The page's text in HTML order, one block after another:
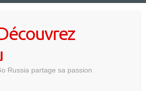
Russia partage sa passion